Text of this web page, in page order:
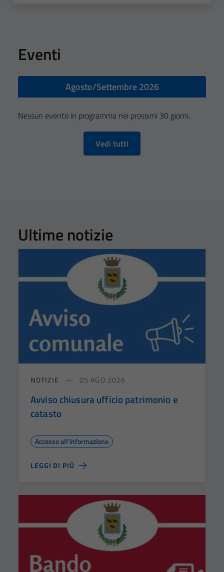
Eventi
Agosto/Settembre 2026
Nessun evento in programma nei prossimi 30 giorni.
Vedi tutti
Ultime notizie
NOTIZIE 05 AGO 2026
Avviso chiusura ufficio patrimonio e
catasto
Accesso all'informazione
LEGGI DI PIÙ